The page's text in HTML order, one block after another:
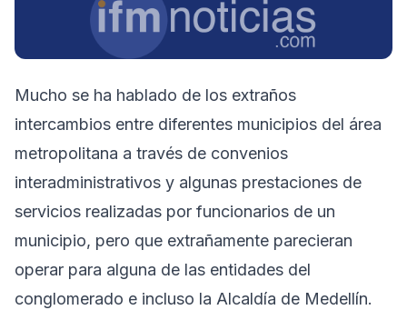
Mucho se ha hablado de los extraños
intercambios entre diferentes municipios del área
metropolitana a través de convenios
interadministrativos y algunas prestaciones de
servicios realizadas por funcionarios de un
municipio, pero que extrañamente parecieran
operar para alguna de las entidades del
conglomerado e incluso la Alcaldía de Medellín.